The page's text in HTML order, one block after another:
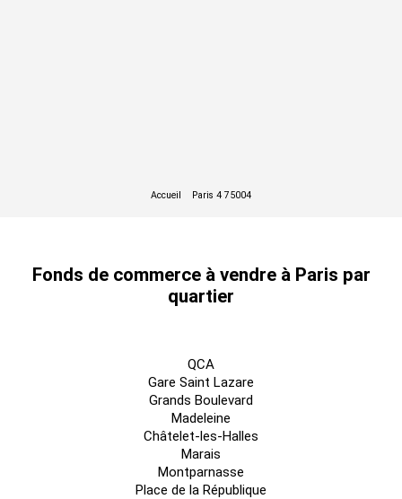
Fonds de commerce à vendre à Paris par
quartier
QCA
Gare Saint Lazare
Grands Boulevard
Madeleine
Châtelet-les-Halles
Marais
Montparnasse
Place de la République